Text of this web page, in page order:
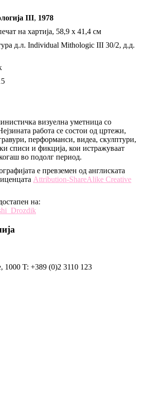
III, 1978
на хартија, 58,9 x 41,4 см
д.л. Individual Mithologic III 30/2, д.д.
визуелна уметница со
работа се состои од цртежи,
перформанси, видеа, скулптури,
списи и фикција, кои истражуваат
во подолг период.
е превземен од англиската
Attribution-ShareAlike Creative
на:
1000 T: +389 (0)2 3110 123